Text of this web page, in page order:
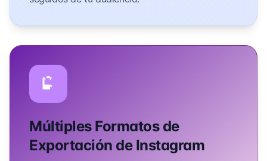
Múltiples Formatos de
Exportación de Instagram